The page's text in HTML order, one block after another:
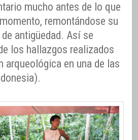
mucho antes de lo que
remontándose su
antigüedad. Así se
los hallazgos realizados
arqueológica en una de las